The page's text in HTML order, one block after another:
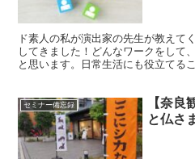
ド素人の私が演出家の先生が教えて
してきました！どんなワークをして
と思います。日常生活にも役立てる
セミナー備忘録
【奈良
と仏さ